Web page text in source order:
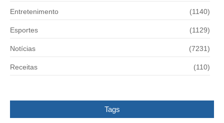
Entretenimento (1140)
Esportes (1129)
Notícias (7231)
Receitas (110)
Tags